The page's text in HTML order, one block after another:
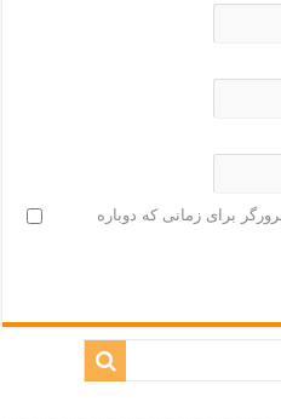
برای زمانی که دوباره